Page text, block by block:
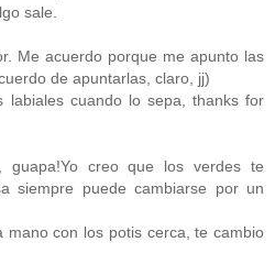
sale.
Me acuerdo porque me apunto las
de apuntarlas, claro, jj)
labiales cuando lo sepa, thanks for
guapa!Yo creo que los verdes te
siempre puede cambiarse por un
mano con los potis cerca, te cambio